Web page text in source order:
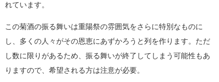
れています。
この菊酒の振る舞いは重陽祭の雰囲気をさらに特別なものに
し、多くの人々がその恩恵にあずかろうと列を作ります。ただ
し数に限りがあるため、振る舞いが終了してしまう可能性もあ
りますので、希望される方は注意が必要。